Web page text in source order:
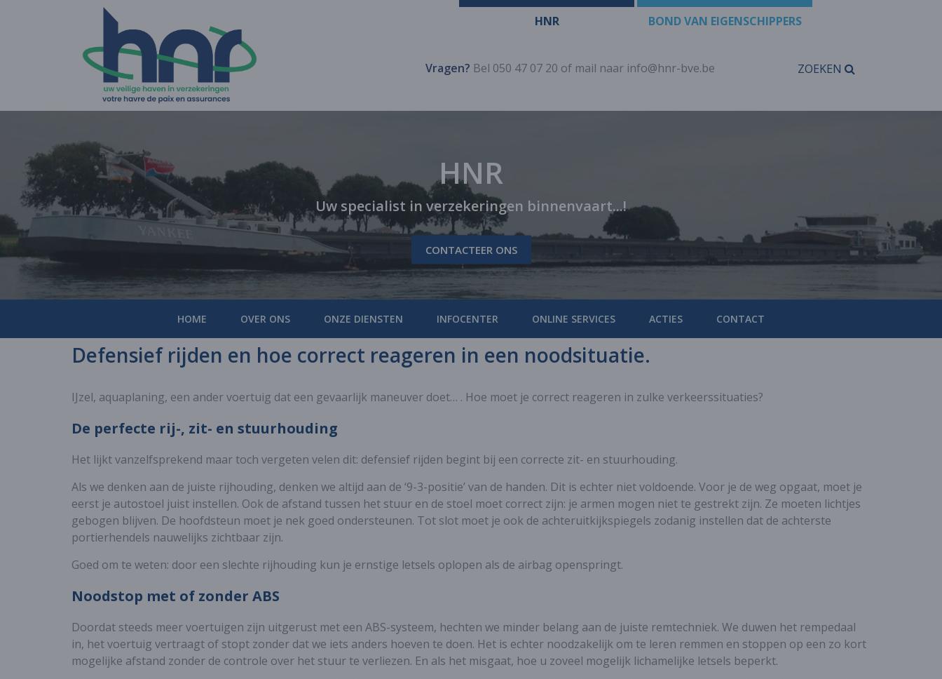
HNR BOND VAN EIGENSCHIPPERS
Vragen? Bel 050 47 07 20 of mail naar info@hnr-bve.be ZOEKEN
HNR
Uw specialist in verzekeringen binnenvaart...!
CONTACTEER ONS
HOME OVER ONS ONZE DIENSTEN INFOCENTER ONLINE SERVICES ACTIES CONTACT
Defensief rijden en hoe correct reageren in een noodsituatie.
IJzel, aquaplaning, een ander voertuig dat een gevaarlijk maneuver doet… . Hoe moet je correct reageren in zulke verkeerssituaties?
De perfecte rij-, zit- en stuurhouding
Het lijkt vanzelfsprekend maar toch vergeten velen dit: defensief rijden begint bij een correcte zit- en stuurhouding.
Als we denken aan de juiste rijhouding, denken we altijd aan de ‘9-3-positie’ van de handen. Dit is echter niet voldoende. Voor je de weg opgaat, moet je
eerst je autostoel juist instellen. Ook de afstand tussen het stuur en de stoel moet correct zijn: je armen mogen niet te gestrekt zijn. Ze moeten lichtjes
gebogen blijven. De hoofdsteun moet je nek goed ondersteunen. Tot slot moet je ook de achteruitkijkspiegels zodanig instellen dat de achterste
portierhendels nauwelijks zichtbaar zijn.
Goed om te weten: door een slechte rijhouding kun je ernstige letsels oplopen als de airbag openspringt.
Noodstop met of zonder ABS
Doordat steeds meer voertuigen zijn uitgerust met een ABS-systeem, hechten we minder belang aan de juiste remtechniek. We duwen het rempedaal
in, het voertuig vertraagt of stopt zonder dat we iets anders hoeven te doen. Het is echter noodzakelijk om te leren remmen en stoppen op een zo kort
mogelijke afstand zonder de controle over het stuur te verliezen. En als het misgaat, hoe u zoveel mogelijk lichamelijke letsels beperkt.